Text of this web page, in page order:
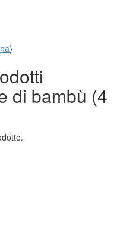
)
di bambù (4